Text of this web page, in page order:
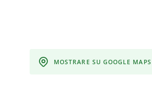
MOSTRARE SU GOOGLE MAPS